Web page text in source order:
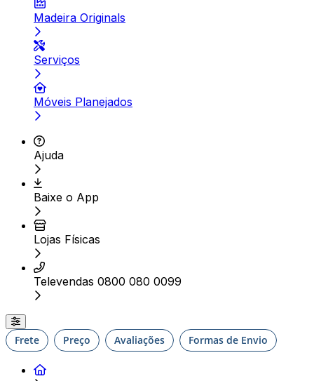
Madeira Originals
Serviços
Móveis Planejados
Ajuda
Baixe o App
Lojas Físicas
Televendas 0800 080 0099
Frete Preço Avaliações Formas de Envio